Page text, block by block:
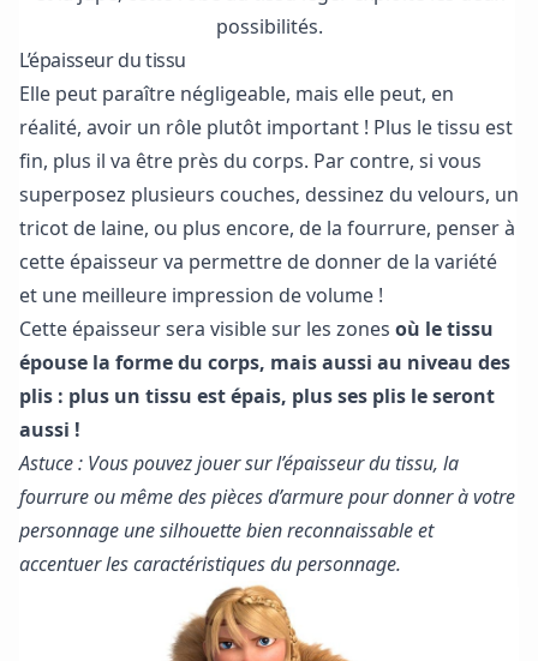
possibilités.
L’épaisseur du tissu
Elle peut paraître négligeable, mais elle peut, en
réalité, avoir un rôle plutôt important ! Plus le tissu est
fin, plus il va être près du corps. Par contre, si vous
superposez plusieurs couches, dessinez du velours, un
tricot de laine, ou plus encore, de la fourrure, penser à
cette épaisseur va permettre de donner de la variété
et une meilleure impression de volume !
Cette épaisseur sera visible sur les zones où le tissu
épouse la forme du corps, mais aussi au niveau des
plis : plus un tissu est épais, plus ses plis le seront
aussi !
Astuce : Vous pouvez jouer sur l’épaisseur du tissu, la
fourrure ou même des pièces d’armure pour donner à votre
personnage une silhouette bien reconnaissable et
accentuer les caractéristiques du personnage.